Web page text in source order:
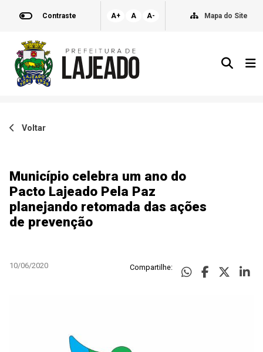
Contraste A+ A A- Mapa do Site
Voltar
Município celebra um ano do
Pacto Lajeado Pela Paz
planejando retomada das ações
de prevenção
10/06/2020 Compartilhe: